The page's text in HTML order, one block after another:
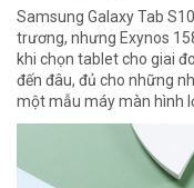
Samsung Galaxy Tab
trương, nhưng Exynos
khi chọn tablet cho giai
đến đâu, đủ cho những
một mẫu máy màn hình